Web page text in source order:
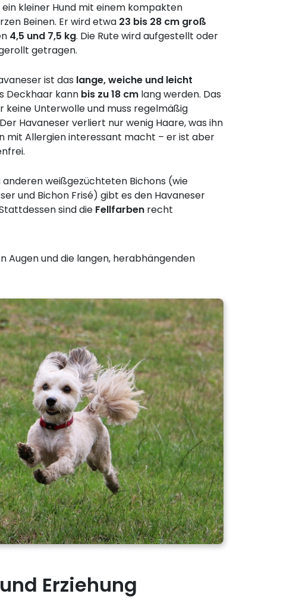
kleiner Hund mit einem kompakten
Beinen. Er wird etwa 23 bis 28 cm groß
4,5 und 7,5 kg. Die Rute wird aufgestellt oder
getragen.
ist das lange, weiche und leicht
Deckhaar kann bis zu 18 cm lang werden. Das
keine Unterwolle und muss regelmäßig
Havaneser verliert nur wenig Haare, was ihn
mit Allergien interessant macht – er ist aber
anderen weißgezüchteten Bichons (wie
und Bichon Frisé) gibt es den Havaneser
sind die Fellfarben recht
Augen und die langen, herabhängenden
Erziehung